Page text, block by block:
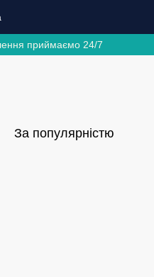
приймаємо 24/7
За популярністю